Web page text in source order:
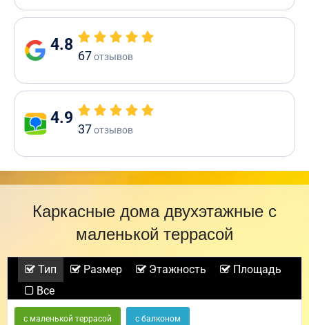
4.8
67отзывов
4.9
37отзывов
Каркасные дома двухэтажные с
маленькой террасой
Тип Размер Этажность
Площадь
Все
с маленькой террасой с балконом